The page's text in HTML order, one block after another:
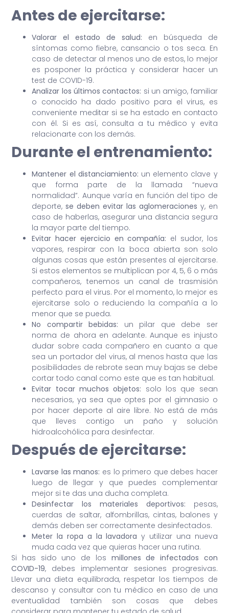
Antes de ejercitarse:
Valorar el estado de salud: en búsqueda de
síntomas como fiebre, cansancio o tos seca. En
caso de detectar al menos uno de estos, lo mejor
es posponer la práctica y considerar hacer un
test de COVID-19.
Analizar los últimos contactos: si un amigo, familiar
o conocido ha dado positivo para el virus, es
conveniente meditar si se ha estado en contacto
con él. Si es así, consulta a tu médico y evita
relacionarte con los demás.
Durante el entrenamiento:
Mantener el distanciamiento: un elemento clave y
que forma parte de la llamada “nueva
normalidad”. Aunque varía en función del tipo de
deporte,se deben evitar las aglomeraciones y, en
caso de haberlas, asegurar una distancia segura
la mayor parte del tiempo.
Evitar hacer ejercicio en compañía: el sudor, los
vapores, respirar con la boca abierta son solo
algunas cosas que están presentes al ejercitarse.
Si estos elementos se multiplican por 4, 5, 6 o más
compañeros, tenemos un canal de trasmisión
perfecto para el virus. Por el momento, lo mejor es
ejercitarse solo o reduciendo la compañía a lo
menor que se pueda.
No compartir bebidas: un pilar que debe ser
norma de ahora en adelante. Aunque es injusto
dudar sobre cada compañero en cuanto a que
sea un portador del virus, al menos hasta que las
posibilidades de rebrote sean muy bajas se debe
cortar todo canal como este que es tan habitual.
Evitar tocar muchos objetos: solo los que sean
necesarios, ya sea que optes por el gimnasio o
por hacer deporte al aire libre. No está de más
que lleves contigo un paño y solución
hidroalcohólica para desinfectar.
Después de ejercitarse:
Lavarse las manos: es lo primero que debes hacer
luego de llegar y que puedes complementar
mejor si te das una ducha completa.
Desinfectar los materiales deportivos: pesas,
cuerdas de saltar, alfombrillas, cintas, balones y
demás deben ser correctamente desinfectados.
Meter la ropa a la lavadoray utilizar una nueva
muda cada vez que quieras hacer una rutina.
Si has sido uno de los millones de infectados con
COVID-19, debes implementar sesiones progresivas.
Llevar una dieta equilibrada, respetar los tiempos de
descanso y consultar con tu médico en caso de una
eventualidad también son cosas que debes